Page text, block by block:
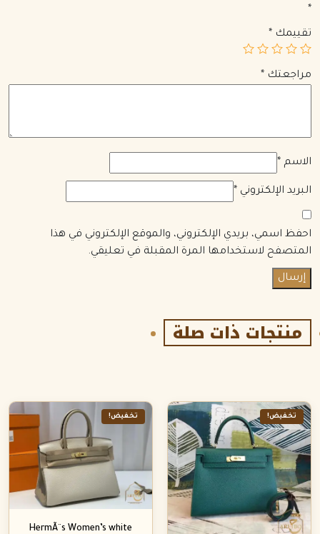
*
تقييمك *
مراجعتك *
الاسم *
البريد الإلكتروني *
احفظ اسمي، بريدي الإلكتروني، والموقع الإلكتروني في هذا
المتصفح لاستخدامها المرة المقبلة في تعليقي.
منتجات ذات صلة
تخفيض! تخفيض!
HermÃ¨s Women’s white